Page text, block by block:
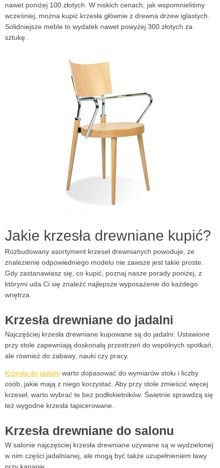
nawet poniżej 100 złotych. W niskich cenach, jak wspomnieliśmy
wcześniej, można kupić krzesła głównie z drewna drzew iglastych.
Solidniejsze meble to wydatek nawet powyżej 300 złotych za
sztukę.
Jakie krzesła drewniane kupić?
Rozbudowany asortyment krzeseł drewnianych powoduje, że
znalezienie odpowiedniego modelu nie zawsze jest takie proste.
Gdy zastanawiasz się, co kupić, poznaj nasze porady poniżej, z
którymi uda Ci się znaleźć najlepsze wyposażenie do każdego
wnętrza.
Krzesła drewniane do jadalni
Najczęściej krzesła drewniane kupowane są do jadalni. Ustawione
przy stole zapewniają doskonałą przestrzeń do wspólnych spotkań,
ale również do zabawy, nauki czy pracy.
Krzesła do jadalni warto dopasować do wymiarów stołu i liczby
osób, jakie mają z niego korzystać. Aby przy stole zmieścić więcej
krzeseł, warto wybrać te bez podłokietników. Świetnie sprawdzą się
też wygodne krzesła tapicerowane.
Krzesła drewniane do salonu
W salonie najczęściej krzesła drewniane używane są w wydzielonej
w nim części jadalnianej, ale mogą być także uzupełnieniem ławy